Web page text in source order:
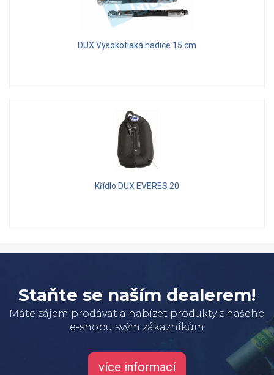
DUX Vysokotlaká hadice 15 cm
Křídlo DUX EVERES 20
Staňte se naším dealerem!
Máte zájem prodávat a nabízet produkty z našeho
e-shopu svým zákazníkům
více informací